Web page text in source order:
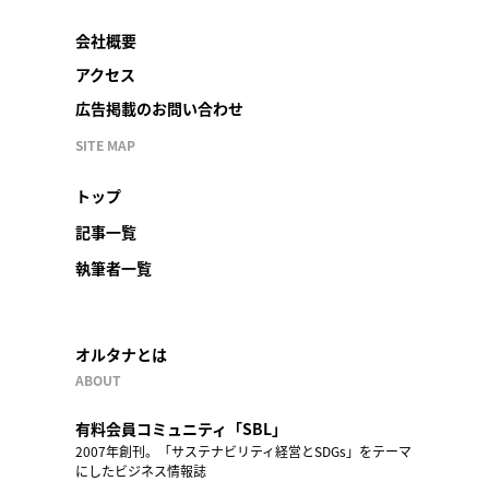
会社概要
アクセス
広告掲載のお問い合わせ
SITE MAP
トップ
記事一覧
執筆者一覧
オルタナとは
ABOUT
有料会員コミュニティ「SBL」
2007年創刊。「サステナビリティ経営とSDGs」をテーマ
にしたビジネス情報誌